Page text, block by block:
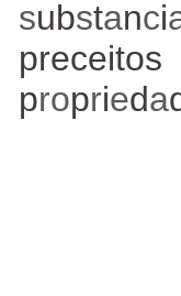
substanci
preceitos
proprieda